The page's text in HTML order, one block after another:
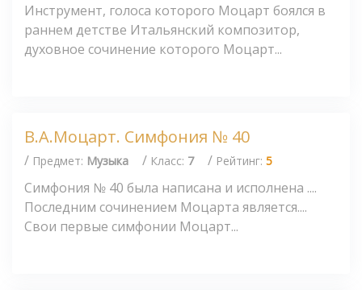
Инструмент, голоса которого Моцарт боялся в
раннем детстве Итальянский композитор,
духовное сочинение которого Моцарт...
В.А.Моцарт. Симфония № 40
/ Предмет: Музыка / Класс: 7 / Рейтинг: 5
Симфония № 40 была написана и исполнена ....
Последним сочинением Моцарта является....
Свои первые симфонии Моцарт...